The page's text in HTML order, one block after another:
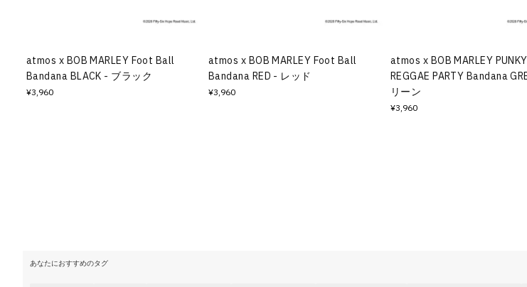
atmos x BOB MARLEY Foot Ball
Bandana BLACK - ブラック
¥3,960
atmos x BOB MARLEY Foot Ball
Bandana RED - レッド
¥3,960
atmos x BOB MARLEY PUNKY
REGGAE PARTY Bandana
リーン
¥3,960
あなたにおすすめのタグ